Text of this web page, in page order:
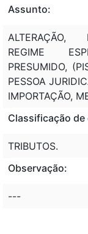
Assunto:
ALTERAÇÃO,
REGIME
PRESUMIDO,
PESSOA
IMPORTAÇÃO,
Classificação de
TRIBUTOS.
Observação:
---